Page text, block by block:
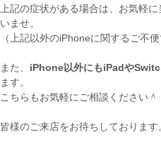
上記の症状がある場合は、お気軽
いませ。
（上記以外のiPhoneに関するご不
また、 iPhone以外にもiPadや
ます。
こちらもお気軽にご相談ください＾
皆様のご来店をお待ちしております